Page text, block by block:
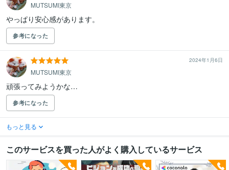
MUTSUMI東京
やっぱり安心感があります。
参考になった
2024年1月6日
MUTSUMI東京
頑張ってみようかな…
参考になった
もっと見る
このサービスを買った人がよく購入しているサービス